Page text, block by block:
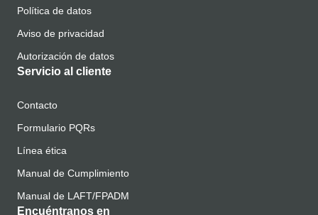
Política de datos
Aviso de privacidad
Autorización de datos
Servicio al cliente
Contacto
Formulario PQRs
Línea ética
Manual de Cumplimiento
Manual de LAFT/FPADM
Encuéntranos en